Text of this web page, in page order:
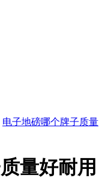
电子地磅哪个牌子质量
量好耐用